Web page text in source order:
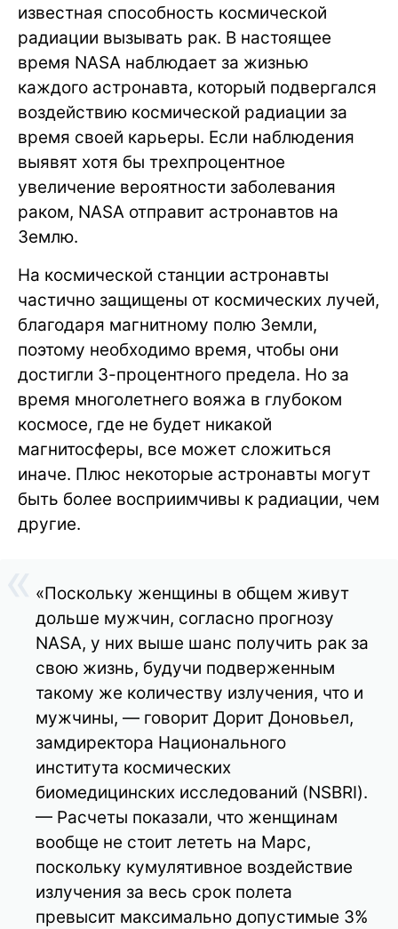
известная способность космической
радиации вызывать рак. В настоящее
время NASA наблюдает за жизнью
каждого астронавта, который подвергался
воздействию космической радиации за
время своей карьеры. Если наблюдения
выявят хотя бы трехпроцентное
увеличение вероятности заболевания
раком, NASA отправит астронавтов на
Землю.
На космической станции астронавты
частично защищены от космических лучей,
благодаря магнитному полю Земли,
поэтому необходимо время, чтобы они
достигли 3-процентного предела. Но за
время многолетнего вояжа в глубоком
космосе, где не будет никакой
магнитосферы, все может сложиться
иначе. Плюс некоторые астронавты могут
быть более восприимчивы к радиации, чем
другие.
«Поскольку женщины в общем живут
дольше мужчин, согласно прогнозу
NASA, у них выше шанс получить рак за
свою жизнь, будучи подверженным
такому же количеству излучения, что и
мужчины, — говорит Дорит Доновьел,
замдиректора Национального
института космических
биомедицинских исследований (NSBRI).
— Расчеты показали, что женщинам
вообще не стоит лететь на Марс,
поскольку кумулятивное воздействие
излучения за весь срок полета
превысит максимально допустимые 3%